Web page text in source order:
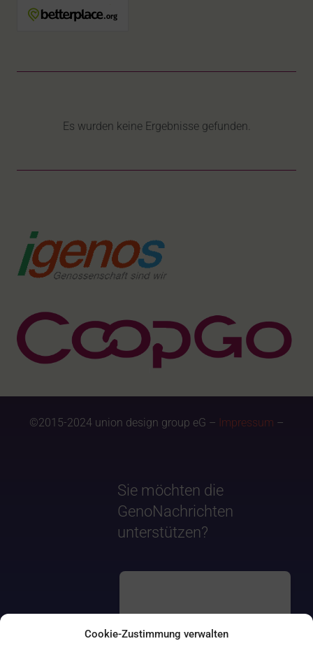
Cookie-Zustimmung verwalten
Es wurden keine Ergebnisse gefunden.
©2015-2024 union design group eG – Impressum –
Sie möchten die
GenoNachrichten
unterstützen?